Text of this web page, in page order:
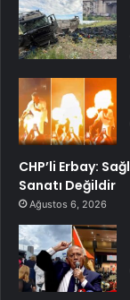
CHP’li Erbay:
Sanatı Değildir
Ağustos 6, 2026